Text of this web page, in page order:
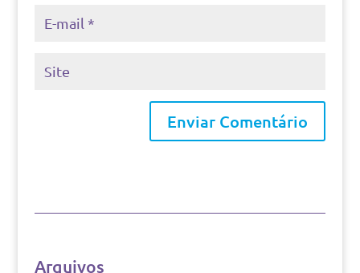
Arquivos